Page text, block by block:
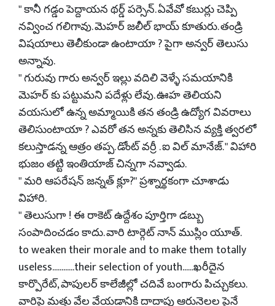
" కానీ గడ్డం పెద్దాయన థర్డ్ పర్సెన్. ఏవేవో కబుర్లు చెప్పి
నవ్వించ గలిగావు. మెహర్ జలీల్ భాయ్ కూతురు. తండ్రి
విషయాలు తెలీకుండా ఉంటాయా ? పైగా అన్వర్ తెలుసు
అన్నావు.
" గురువు గారు అన్వర్ ఇల్లు వదిలి వెళ్ళే సమయానికి
మెహర్ కు పట్టుమని పదేళ్లు లేవు. ఊహ తెలియని
వయసులో ఉన్న అమ్మాయికి తన తండ్రి ఉద్యోగ వివరాలు
తెలిసుంటాయా ? ఎవరో తన అన్నకు తెలిసిన వ్యక్తి త్వరలో
కలుస్తాడన్న ఆత్రం తప్ప. డోంట్ వర్రీ . ఐ విల్ మానేజ్. " విహారి
భుజం తట్టి ఇంతియాజ్ చిన్నగా నవ్వాడు.
" మరి ఆపరేషన్ జన్నత్ క్లూ?" ప్రశ్నార్థకంగా చూశాడు
విహారి.
" తెలుసుగా ! ఈ రాకెట్ ఉద్దేశం పూర్తిగా డబ్బు
సంపాదించడం కాదు. వారి టార్గెట్ నాన్ ముస్లిం యూత్.
to weaken their morale and to make them totally
useless............their selection of youth......ఖరీదైన
కార్పొరేట్, పాపులర్ కాలేజీల్లో చదివే బంగారు పిచ్చుకలు.
వారిపై మత్తు వేల వేయడానికి దాదాపు ఆరునెలల పైనే